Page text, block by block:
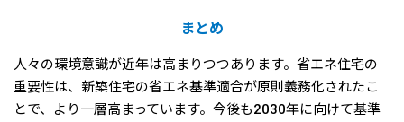
まとめ
人々の環境意識が近年は高まりつつあります。省エネ住宅の
重要性は、新築住宅の省エネ基準適合が原則義務化されたこ
とで、より一層高まっています。今後も2030年に向けて基準